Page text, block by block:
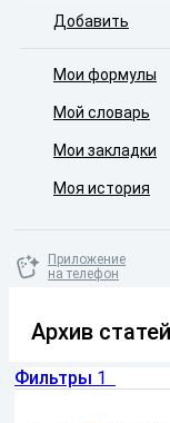
Добавить
Мои формулы
Мой словарь
Мои закладки
Моя история
Приложение
на телефон
Архив статей
Фильтры 1